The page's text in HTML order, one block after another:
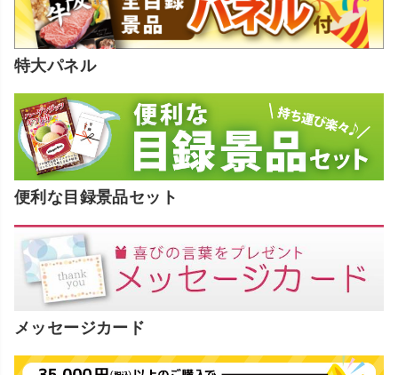
特大パネル
便利な目録景品セット
メッセージカード